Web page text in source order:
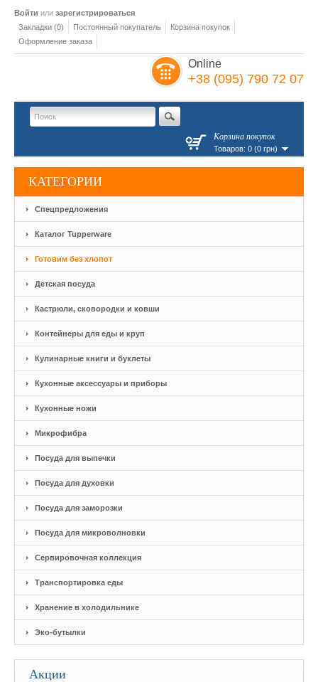
Войти или зарегистрироваться
Закладки (0)
Постоянный покупатель
Корзина покупок
Оформление заказа
Online
+38 (095) 790 72 07
Корзина покупок
Товаров: 0 (0 грн)
КАТЕГОРИИ
Спецпредложения
Каталог Tupperware
Готовим без хлопот
Детская посуда
Кастрюли, сковородки и ковши
Контейнеры для еды и круп
Кулинарные книги и буклеты
Кухонные аксессуары и приборы
Кухонные ножи
Микрофибра
Посуда для выпечки
Посуда для духовки
Посуда для заморозки
Посуда для микроволновки
Сервировочная коллекция
Транспортировка еды
Хранение в холодильнике
Эко-бутылки
Акции